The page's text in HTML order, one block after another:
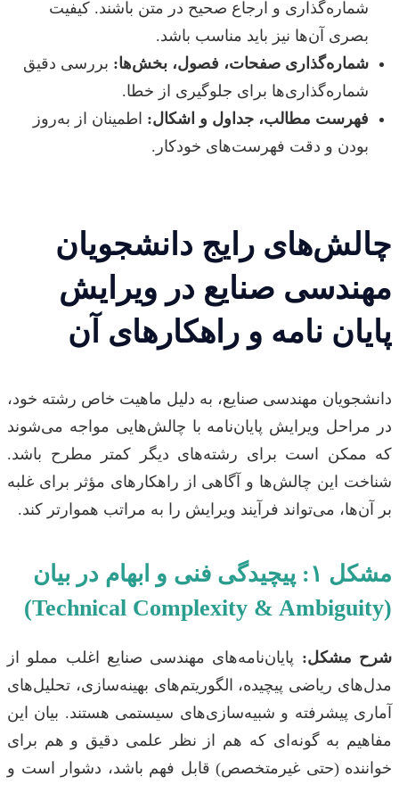
شماره‌گذاری و ارجاع صحیح در متن باشند. کیفیت
بصری آن‌ها نیز باید مناسب باشد.
شماره‌گذاری صفحات، فصول، بخش‌ها: بررسی دقیق
شماره‌گذاری‌ها برای جلوگیری از خطا.
فهرست مطالب، جداول و اشکال: اطمینان از به‌روز
بودن و دقت فهرست‌های خودکار.
چالش‌های رایج دانشجویان
مهندسی صنایع در ویرایش
پایان نامه و راهکارهای آن
دانشجویان مهندسی صنایع، به دلیل ماهیت خاص رشته خود،
در مراحل ویرایش پایان‌نامه با چالش‌هایی مواجه می‌شوند
که ممکن است برای رشته‌های دیگر کمتر مطرح باشد.
شناخت این چالش‌ها و آگاهی از راهکارهای مؤثر برای غلبه
بر آن‌ها، می‌تواند فرآیند ویرایش را به مراتب هموارتر کند.
مشکل ۱: پیچیدگی فنی و ابهام در بیان
(Technical Complexity & Ambiguity)
شرح مشکل: پایان‌نامه‌های مهندسی صنایع اغلب مملو از
مدل‌های ریاضی پیچیده، الگوریتم‌های بهینه‌سازی، تحلیل‌های
آماری پیشرفته و شبیه‌سازی‌های سیستمی هستند. بیان این
مفاهیم به گونه‌ای که هم از نظر علمی دقیق و هم برای
خواننده (حتی غیرمتخصص) قابل فهم باشد، دشوار است و